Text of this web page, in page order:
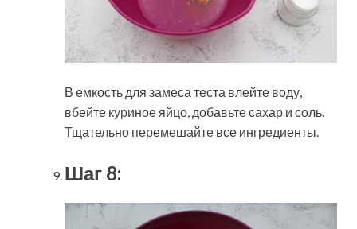
В емкость для замеса теста влейте воду,
вбейте куриное яйцо, добавьте сахар и соль.
Тщательно перемешайте все ингредиенты.
Шаг 8: